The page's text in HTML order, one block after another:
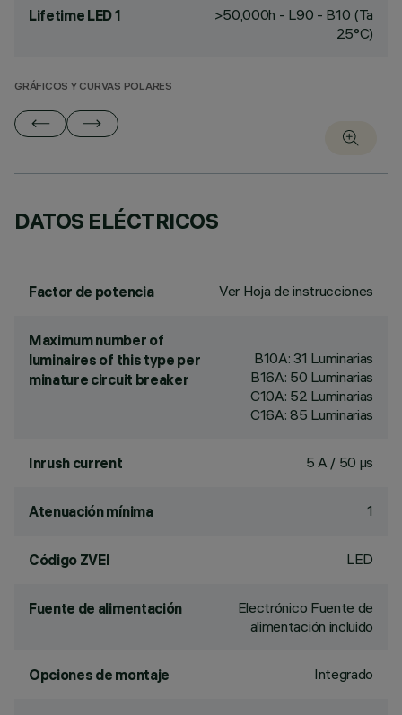
Lifetime LED 1
>50,000h - L90 - B10 (Ta
25°C)
GRÁFICOS Y CURVAS POLARES
DATOS ELÉCTRICOS
Factor de potencia Ver Hoja de instrucciones
Maximum number of
luminaires of this type per
minature circuit breaker
B10A: 31 Luminarias
B16A: 50 Luminarias
C10A: 52 Luminarias
C16A: 85 Luminarias
Inrush current 5 A / 50 µs
Atenuación mínima 1
Código ZVEI LED
Fuente de alimentación
Electrónico Fuente de
alimentación incluido
Opciones de montaje Integrado